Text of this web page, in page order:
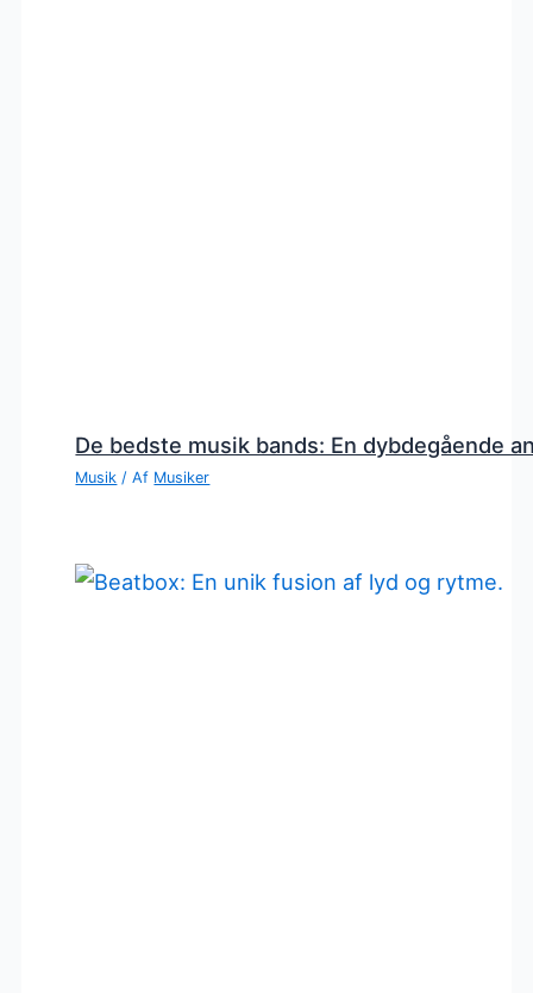
De bedste musik bands: En dybdegående
Musik / Af Musiker